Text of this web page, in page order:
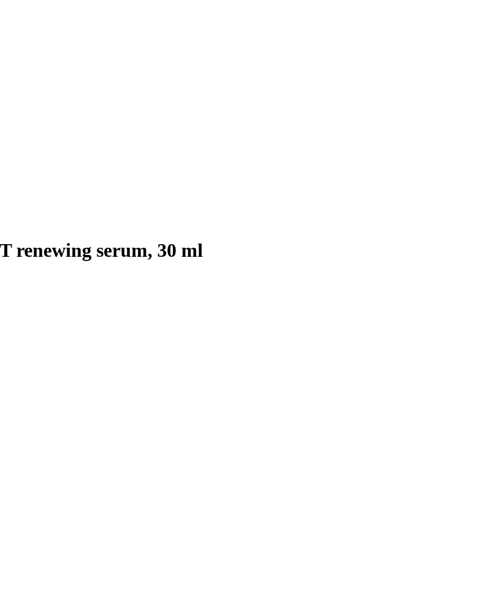
renewing serum, 30 ml